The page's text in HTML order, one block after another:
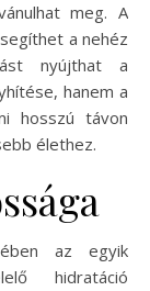
meg. A
a nehéz
nyújthat a
hanem a
hosszú távon
élethez.
az egyik
hidratáció